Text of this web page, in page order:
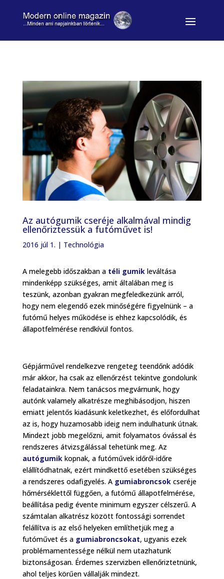
Az autógumik cseréje alkalmával mindig
ellenőriztessük a futóművet is!
2016 júl 1. | Technológia
A melegebb időszakban a téli gumikleváltása
mindenképp szükséges, amit általában meg is
teszünk, azonban gyakran megfeledkezünk arról,
hogy nem elegendő ezek minőségére figyelnünk – a
futómű helyes működése is ehhez kapcsolódik, és
állapotfelmérése rendkívül fontos.
Gépjárművel rendelkezve rengeteg teendőnk adódik
már akkor, ha csak az ellenőrzést tekintve gondolunk
feladatainkra. Nem tanácsos megvárnunk, hogy
autónk valamely alkatrésze meghibásodjon, hiszen
emiatt jelentős kiadásunk keletkezhet, és előfordulhat
az is, hogy huzamosabb ideig nem indulhatunk útnak.
Mindezt jobb megelőzni, amit folyamatos óvással és
rendszeres átvizsgálással tehetünk meg. Az
autógumikkopnak, a futóművek időről-időre
elállítódhatnak, ezért mindkettő esetében szükséges
a rendszeres odafigyelés. A gumiabroncsokcseréje
hőmérséklettől függően, a futómű állapotfelmérése,
beállítása pedig évente minimum egyszer célszerű. A
számtalan alkatrész között fontossági sorrendet
felállítva is az első helyeken említhetjük meg a
futóművet és a gumiabroncsokat, ugyanis ezek
problémamentessége nélkül nem utazhatunk
biztonságosan. Érdemes szervizben ellenőriztetnünk,
ahol teljes körűen vállalják mindezt.